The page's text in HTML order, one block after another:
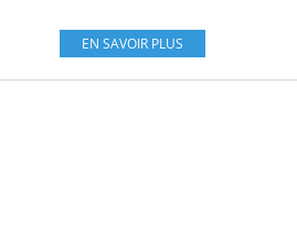
EN SAVOIR PLUS